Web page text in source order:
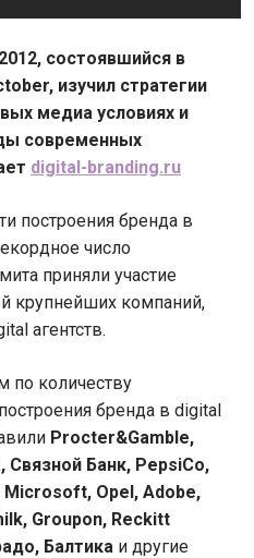
состоявшийся в
изучил стратегии
медиа условиях и
современных
digital-branding.ru
построения бренда в
число
приняли участие
крупнейших компаний,
агентств.
по количеству
бренда в digital
Procter&Gamble,
Связной Банк, PepsiCo,
Opel, Adobe,
Groupon, Reckitt
Балтика и другие